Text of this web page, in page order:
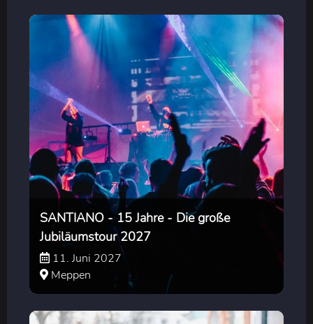
SANTIANO - 15 Jahre - Die große
Jubiläumstour 2027
11. Juni 2027
Meppen